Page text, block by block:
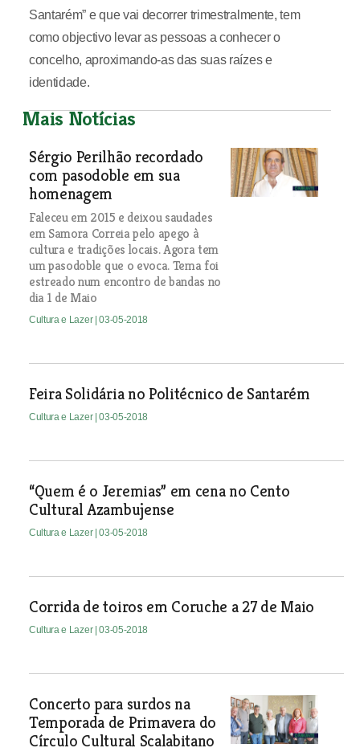
Santarém” e que vai decorrer trimestralmente, tem
como objectivo levar as pessoas a conhecer o
concelho, aproximando-as das suas raízes e
identidade.
Mais Notícias
Sérgio Perilhão recordado
com pasodoble em sua
homenagem
Faleceu em 2015 e deixou saudades
em Samora Correia pelo apego à
cultura e tradições locais. Agora tem
um pasodoble que o evoca. Tema foi
estreado num encontro de bandas no
dia 1 de Maio
Cultura e Lazer | 03-05-2018
Feira Solidária no Politécnico de Santarém
Cultura e Lazer | 03-05-2018
“Quem é o Jeremias” em cena no Cento
Cultural Azambujense
Cultura e Lazer | 03-05-2018
Corrida de toiros em Coruche a 27 de Maio
Cultura e Lazer | 03-05-2018
Concerto para surdos na
Temporada de Primavera do
Círculo Cultural Scalabitano